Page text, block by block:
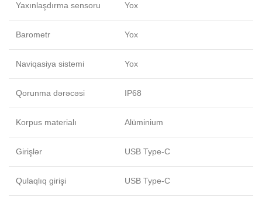
Yaxınlaşdırma sensoru Yox
Barometr Yox
Naviqasiya sistemi Yox
Qorunma dərəcəsi IP68
Korpus materialı Alüminium
Girişlər USB Type-C
Qulaqlıq girişi USB Type-C